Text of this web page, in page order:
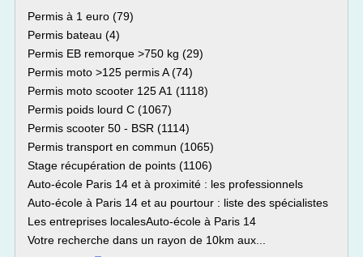
Permis à 1 euro (79)
Permis bateau (4)
Permis EB remorque >750 kg (29)
Permis moto >125 permis A (74)
Permis moto scooter 125 A1 (1118)
Permis poids lourd C (1067)
Permis scooter 50 - BSR (1114)
Permis transport en commun (1065)
Stage récupération de points (1106)
Auto-école Paris 14 et à proximité : les professionnels
Auto-école à Paris 14 et au pourtour : liste des spécialistes
Les entreprises localesAuto-école à Paris 14
Votre recherche dans un rayon de 10km aux...